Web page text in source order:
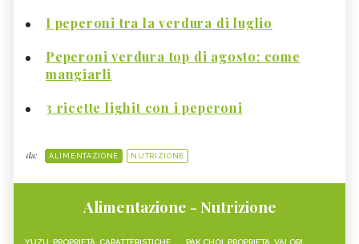
I peperoni tra la verdura di luglio
Peperoni verdura top di agosto: come
mangiarli
3 ricette lighit con i peperoni
da: ALIMENTAZIONE NUTRIZIONE
Alimentazione - Nutrizione
YUZU: PROPRIETÀ, CARATTERISTICHE PAK CHOI, PROPRIETÀ, VALORI